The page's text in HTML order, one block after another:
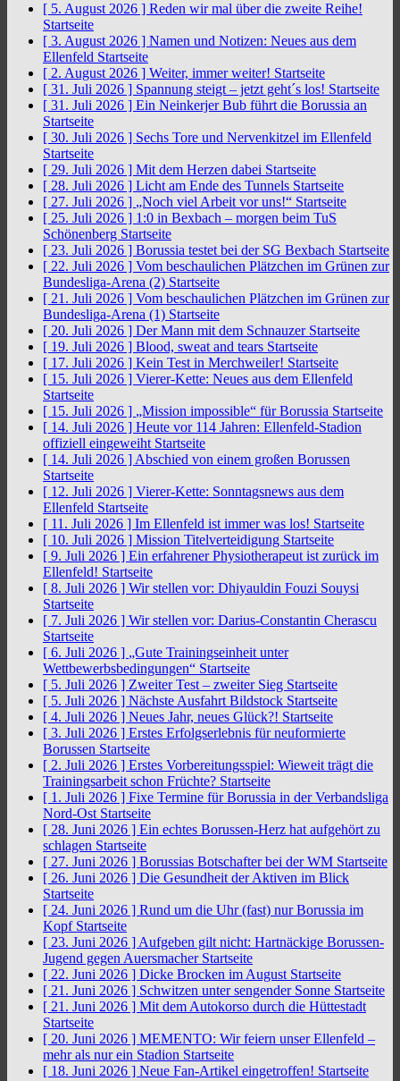
[ 5. August 2026 ] Reden wir mal über die zweite Reihe!
Startseite
[ 3. August 2026 ] Namen und Notizen: Neues aus dem
Ellenfeld Startseite
[ 2. August 2026 ] Weiter, immer weiter! Startseite
[ 31. Juli 2026 ] Spannung steigt – jetzt geht´s los! Startseite
[ 31. Juli 2026 ] Ein Neinkerjer Bub führt die Borussia an
Startseite
[ 30. Juli 2026 ] Sechs Tore und Nervenkitzel im Ellenfeld
Startseite
[ 29. Juli 2026 ] Mit dem Herzen dabei Startseite
[ 28. Juli 2026 ] Licht am Ende des Tunnels Startseite
[ 27. Juli 2026 ] „Noch viel Arbeit vor uns!“ Startseite
[ 25. Juli 2026 ] 1:0 in Bexbach – morgen beim TuS
Schönenberg Startseite
[ 23. Juli 2026 ] Borussia testet bei der SG Bexbach Startseite
[ 22. Juli 2026 ] Vom beschaulichen Plätzchen im Grünen zur
Bundesliga-Arena (2) Startseite
[ 21. Juli 2026 ] Vom beschaulichen Plätzchen im Grünen zur
Bundesliga-Arena (1) Startseite
[ 20. Juli 2026 ] Der Mann mit dem Schnauzer Startseite
[ 19. Juli 2026 ] Blood, sweat and tears Startseite
[ 17. Juli 2026 ] Kein Test in Merchweiler! Startseite
[ 15. Juli 2026 ] Vierer-Kette: Neues aus dem Ellenfeld
Startseite
[ 15. Juli 2026 ] „Mission impossible“ für Borussia Startseite
[ 14. Juli 2026 ] Heute vor 114 Jahren: Ellenfeld-Stadion
offiziell eingeweiht Startseite
[ 14. Juli 2026 ] Abschied von einem großen Borussen
Startseite
[ 12. Juli 2026 ] Vierer-Kette: Sonntagsnews aus dem
Ellenfeld Startseite
[ 11. Juli 2026 ] Im Ellenfeld ist immer was los! Startseite
[ 10. Juli 2026 ] Mission Titelverteidigung Startseite
[ 9. Juli 2026 ] Ein erfahrener Physiotherapeut ist zurück im
Ellenfeld! Startseite
[ 8. Juli 2026 ] Wir stellen vor: Dhiyauldin Fouzi Souysi
Startseite
[ 7. Juli 2026 ] Wir stellen vor: Darius-Constantin Cherascu
Startseite
[ 6. Juli 2026 ] „Gute Trainingseinheit unter
Wettbewerbsbedingungen“ Startseite
[ 5. Juli 2026 ] Zweiter Test – zweiter Sieg Startseite
[ 5. Juli 2026 ] Nächste Ausfahrt Bildstock Startseite
[ 4. Juli 2026 ] Neues Jahr, neues Glück?! Startseite
[ 3. Juli 2026 ] Erstes Erfolgserlebnis für neuformierte
Borussen Startseite
[ 2. Juli 2026 ] Erstes Vorbereitungsspiel: Wieweit trägt die
Trainingsarbeit schon Früchte? Startseite
[ 1. Juli 2026 ] Fixe Termine für Borussia in der Verbandsliga
Nord-Ost Startseite
[ 28. Juni 2026 ] Ein echtes Borussen-Herz hat aufgehört zu
schlagen Startseite
[ 27. Juni 2026 ] Borussias Botschafter bei der WM Startseite
[ 26. Juni 2026 ] Die Gesundheit der Aktiven im Blick
Startseite
[ 24. Juni 2026 ] Rund um die Uhr (fast) nur Borussia im
Kopf Startseite
[ 23. Juni 2026 ] Aufgeben gilt nicht: Hartnäckige Borussen-
Jugend gegen Auersmacher Startseite
[ 22. Juni 2026 ] Dicke Brocken im August Startseite
[ 21. Juni 2026 ] Schwitzen unter sengender Sonne Startseite
[ 21. Juni 2026 ] Mit dem Autokorso durch die Hüttestadt
Startseite
[ 20. Juni 2026 ] MEMENTO: Wir feiern unser Ellenfeld –
mehr als nur ein Stadion Startseite
[ 18. Juni 2026 ] Neue Fan-Artikel eingetroffen! Startseite